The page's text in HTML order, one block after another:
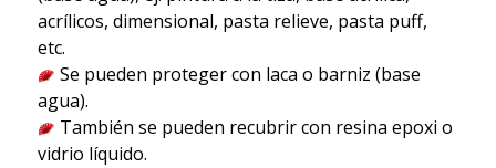
acrílicos, dimensional, pasta relieve, pasta puff,
etc.
Se pueden proteger con laca o barniz (base
agua).
También se pueden recubrir con resina epoxi o
vidrio líquido.